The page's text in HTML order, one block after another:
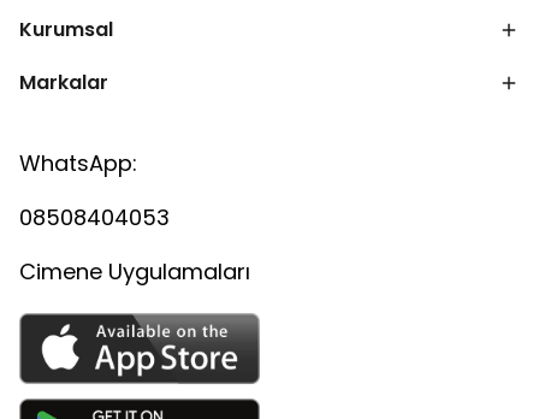
Kurumsal
Markalar
WhatsApp:
08508404053
Cimene Uygulamaları